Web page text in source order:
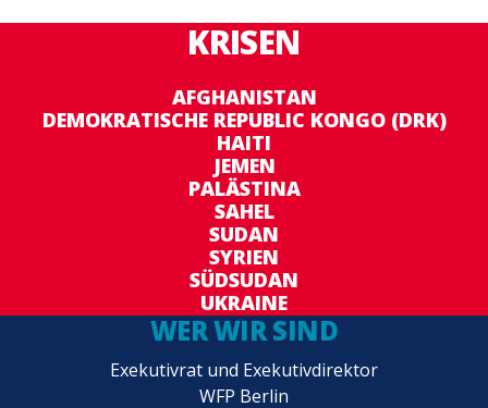
KRISEN
AFGHANISTAN
DEMOKRATISCHE REPUBLIC KONGO (DRK)
HAITI
JEMEN
PALÄSTINA
SAHEL
SUDAN
SYRIEN
SÜDSUDAN
UKRAINE
WER WIR SIND
Exekutivrat und Exekutivdirektor
WFP Berlin